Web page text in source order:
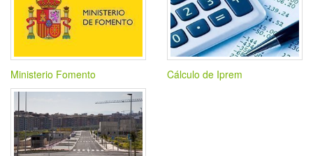
Ministerio Fomento Cálculo de Iprem